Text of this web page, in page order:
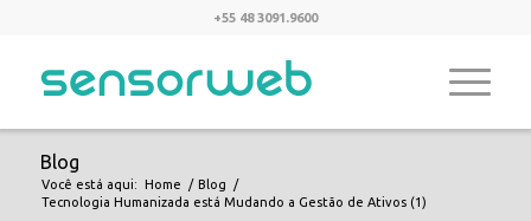
+55 48 3091.9600
Blog
Você está aqui: Home / Blog
/
Tecnologia Humanizada está Mudando a Gestão de Ativos (1)